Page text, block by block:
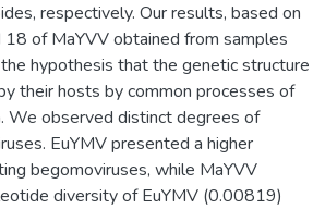
respectively. Our results, based on
of MaYVV obtained from samples
hypothesis that the genetic structure
their hosts by common processes of
We observed distinct degrees of
EuYMV presented a higher
begomoviruses, while MaYVV
diversity of EuYMV (0.00819)